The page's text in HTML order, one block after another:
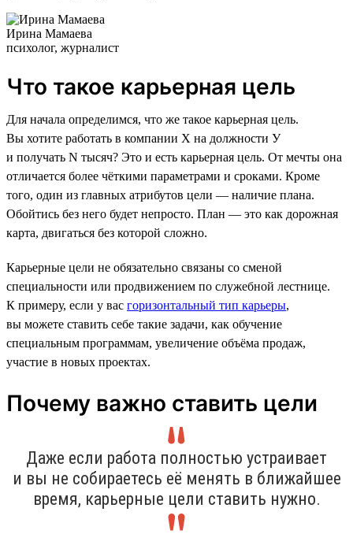
Ирина Мамаева
психолог, журналист
Что такое карьерная цель
Для начала определимся, что же такое карьерная цель.
Вы хотите работать в компании Х на должности У
и получать N тысяч? Это и есть карьерная цель. От мечты она
отличается более чёткими параметрами и сроками. Кроме
того, один из главных атрибутов цели — наличие плана.
Обойтись без него будет непросто. План — это как дорожная
карта, двигаться без которой сложно.
Карьерные цели не обязательно связаны со сменой
специальности или продвижением по служебной лестнице.
К примеру, если у вас горизонтальный тип карьеры,
вы можете ставить себе такие задачи, как обучение
специальным программам, увеличение объёма продаж,
участие в новых проектах.
Почему важно ставить цели
Даже если работа полностью устраивает
и вы не собираетесь её менять в ближайшее
время, карьерные цели ставить нужно.